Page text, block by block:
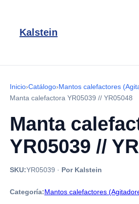
Kalstein
Inicio›Catálogo›Mantos calefactores
Manta calefactora YR05039 // YR05048
Manta
YR05039 //
SKU:YR05039 · Por Kalstein
Categoría:Mantos calefactores